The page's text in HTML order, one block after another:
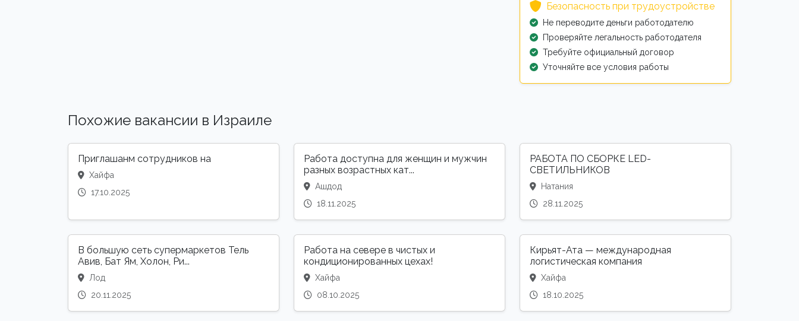
Безопасность при трудоустройстве
Не переводите деньги работодателю
Проверяйте легальность работодателя
Требуйте официальный договор
Уточняйте все условия работы
Похожие вакансии в Израиле
Приглашанм сотрудников на
Хайфа
17.10.2025
Работа доступна для женщин и мужчин
разных возрастных кат...
Ашдод
18.11.2025
РАБОТА ПО СБОРКЕ LED-
СВЕТИЛЬНИКОВ
Натания
28.11.2025
В большую сеть супермаркетов Тель
Авив, Бат Ям, Холон, Ри...
Лод
20.11.2025
Работа на севере в чистых и
кондиционированных цехах!
Хайфа
08.10.2025
Кирьят-Ата — международная
логистическая компания
Хайфа
18.10.2025